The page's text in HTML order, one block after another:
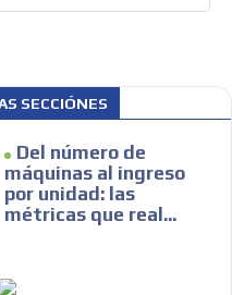
SECCIÓNES
Del número de
máquinas al ingreso
por unidad: las
métricas que real...